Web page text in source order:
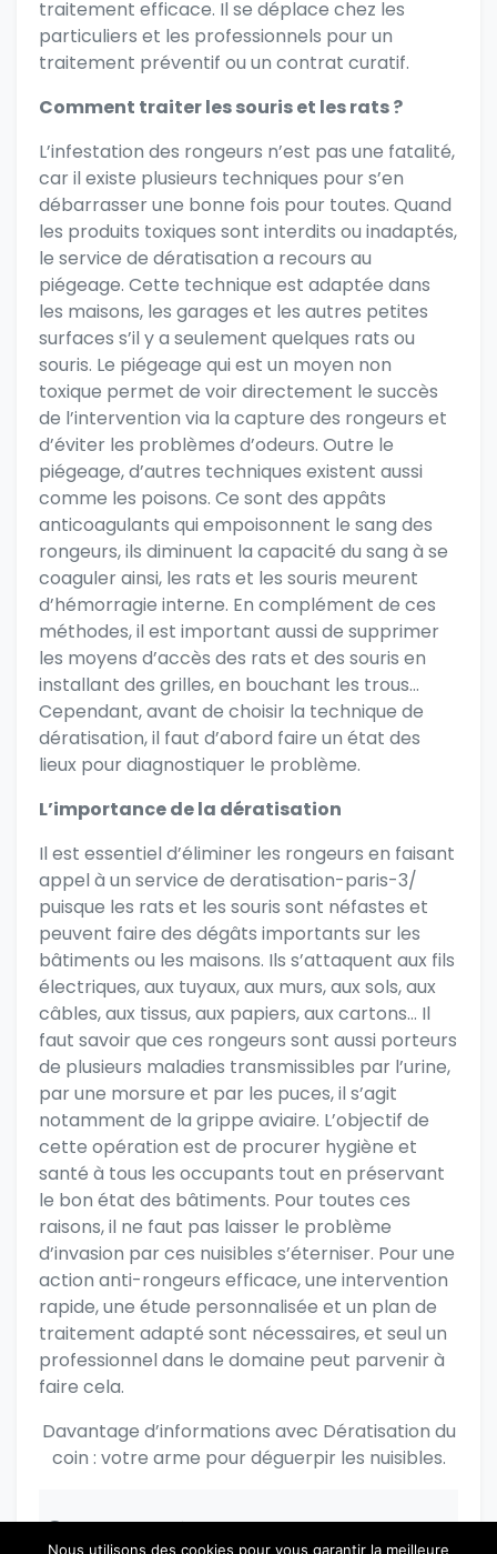
traitement efficace. Il se déplace chez les
particuliers et les professionnels pour un
traitement préventif ou un contrat curatif.
Comment traiter les souris et les rats ?
L’infestation des rongeurs n’est pas une fatalité,
car il existe plusieurs techniques pour s’en
débarrasser une bonne fois pour toutes. Quand
les produits toxiques sont interdits ou inadaptés,
le service de dératisation a recours au
piégeage. Cette technique est adaptée dans
les maisons, les garages et les autres petites
surfaces s’il y a seulement quelques rats ou
souris. Le piégeage qui est un moyen non
toxique permet de voir directement le succès
de l’intervention via la capture des rongeurs et
d’éviter les problèmes d’odeurs. Outre le
piégeage, d’autres techniques existent aussi
comme les poisons. Ce sont des appâts
anticoagulants qui empoisonnent le sang des
rongeurs, ils diminuent la capacité du sang à se
coaguler ainsi, les rats et les souris meurent
d’hémorragie interne. En complément de ces
méthodes, il est important aussi de supprimer
les moyens d’accès des rats et des souris en
installant des grilles, en bouchant les trous…
Cependant, avant de choisir la technique de
dératisation, il faut d’abord faire un état des
lieux pour diagnostiquer le problème.
L’importance de la dératisation
Il est essentiel d’éliminer les rongeurs en faisant
appel à un service de deratisation-paris-3/
puisque les rats et les souris sont néfastes et
peuvent faire des dégâts importants sur les
bâtiments ou les maisons. Ils s’attaquent aux fils
électriques, aux tuyaux, aux murs, aux sols, aux
câbles, aux tissus, aux papiers, aux cartons… Il
faut savoir que ces rongeurs sont aussi porteurs
de plusieurs maladies transmissibles par l’urine,
par une morsure et par les puces, il s’agit
notamment de la grippe aviaire. L’objectif de
cette opération est de procurer hygiène et
santé à tous les occupants tout en préservant
le bon état des bâtiments. Pour toutes ces
raisons, il ne faut pas laisser le problème
d’invasion par ces nuisibles s’éterniser. Pour une
action anti-rongeurs efficace, une intervention
rapide, une étude personnalisée et un plan de
traitement adapté sont nécessaires, et seul un
professionnel dans le domaine peut parvenir à
faire cela.
Davantage d’informations avec Dératisation du
coin : votre arme pour déguerpir les nuisibles.
S’il vous plaît connectez-vous pour poster
Nous utilisons des cookies pour vous garantir la meilleure